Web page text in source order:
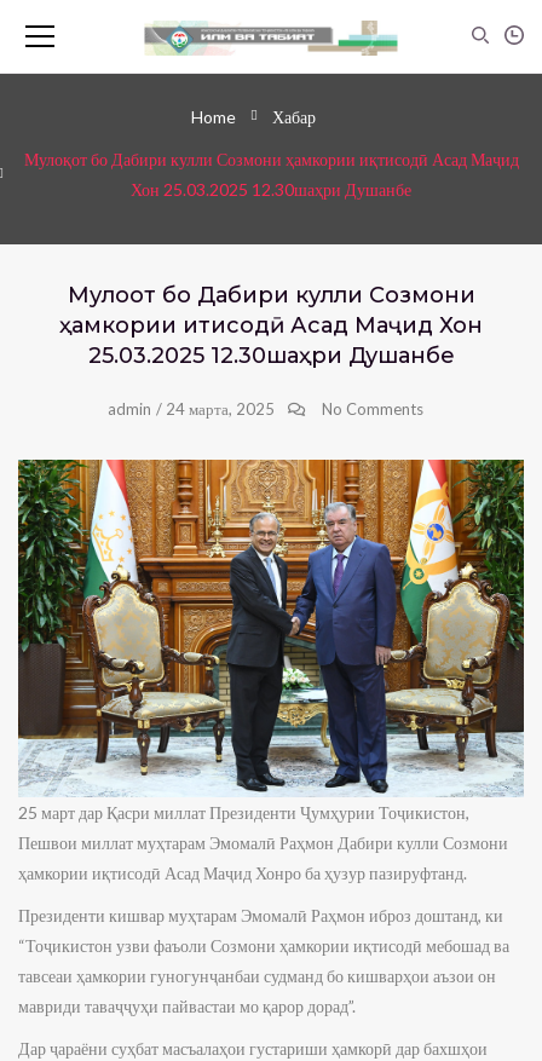
Home Хабар
Мулоқот бо Дабири кулли Созмони ҳамкории иқтисодӣ Асад Маҷид
Хон 25.03.2025 12.30шаҳри Душанбе
Мулоқот бо Дабири кулли Созмони
ҳамкории иқтисодӣ Асад Маҷид Хон
25.03.2025 12.30шаҳри Душанбе
admin / 24 марта, 2025 No Comments
25 март дар Қасри миллат Президенти Ҷумҳурии Тоҷикистон,
Пешвои миллат муҳтарам Эмомалӣ Раҳмон Дабири кулли Созмони
ҳамкории иқтисодӣ Асад Маҷид Хонро ба ҳузур пазируфтанд.
Президенти кишвар муҳтарам Эмомалӣ Раҳмон иброз доштанд, ки
“Тоҷикистон узви фаъоли Созмони ҳамкории иқтисодӣ мебошад ва
тавсеаи ҳамкории гуногунҷанбаи судманд бо кишварҳои аъзои он
мавриди таваҷҷуҳи пайвастаи мо қарор дорад”.
Дар ҷараёни суҳбат масъалаҳои густариши ҳамкорӣ дар бахшҳои